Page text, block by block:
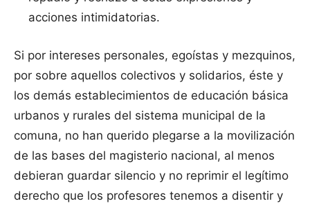
acciones intimidatorias.
Si por intereses personales, egoístas y mezquinos,
por sobre aquellos colectivos y solidarios, éste y
los demás establecimientos de educación básica
urbanos y rurales del sistema municipal de la
comuna, no han querido plegarse a la movilización
de las bases del magisterio nacional, al menos
debieran guardar silencio y no reprimir el legítimo
derecho que los profesores tenemos a disentir y